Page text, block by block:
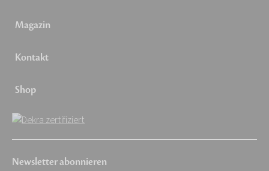
Magazin
Kontakt
Shop
Newsletter abonnieren